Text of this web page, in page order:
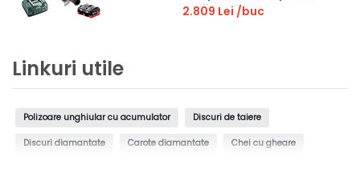
perii | 2 x 8 Ah
2.809 Lei /buc
Linkuri utile
Polizoare unghiular cu acumulator Discuri de taiere
Discuri diamantate Carote diamantate Chei cu gheare